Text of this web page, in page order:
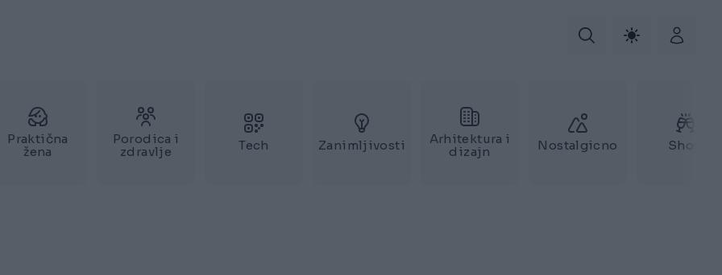
Praktična
žena
Porodica i
zdravlje
Tech Zanimljivosti
Arhitektura i
dizajn
Nostalgicno Show